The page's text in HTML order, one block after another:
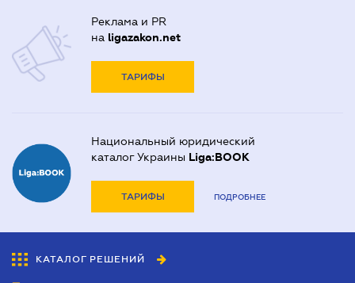
Реклама и PR
на ligazakon.net
ТАРИФЫ
Национальный юридический
каталог Украины Liga:BOOK
ТАРИФЫ ПОДРОБНЕЕ
КАТАЛОГ РЕШЕНИЙ